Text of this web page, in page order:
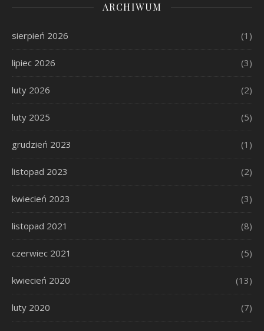
ARCHIWUM
sierpień 2026 (1)
lipiec 2026 (3)
luty 2026 (2)
luty 2025 (5)
grudzień 2023 (1)
listopad 2023 (2)
kwiecień 2023 (3)
listopad 2021 (8)
czerwiec 2021 (5)
kwiecień 2020 (13)
luty 2020 (7)